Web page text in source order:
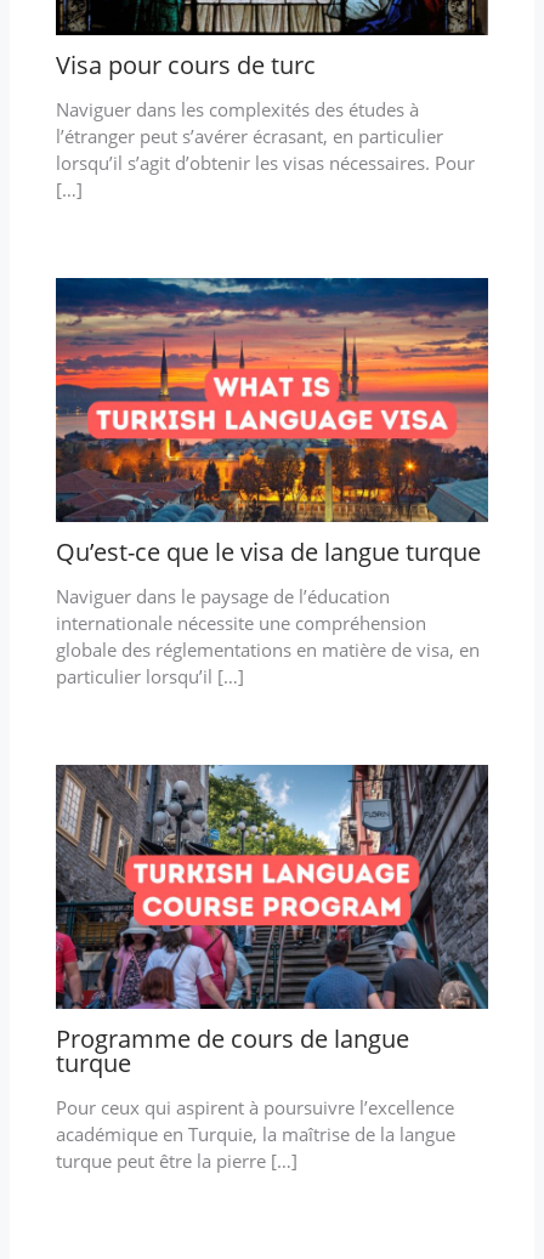
Visa pour cours de turc
Naviguer dans les complexités des études à
l’étranger peut s’avérer écrasant, en particulier
lorsqu’il s’agit d’obtenir les visas nécessaires. Pour
[…]
Qu’est-ce que le visa de langue turque
Naviguer dans le paysage de l’éducation
internationale nécessite une compréhension
globale des réglementations en matière de visa, en
particulier lorsqu’il […]
Programme de cours de langue
turque
Pour ceux qui aspirent à poursuivre l’excellence
académique en Turquie, la maîtrise de la langue
turque peut être la pierre […]